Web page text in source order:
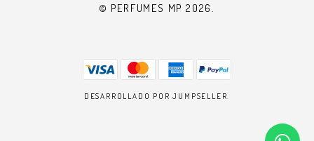
© PERFUMES MP 2026.
DESARROLLADO POR JUMPSELLER